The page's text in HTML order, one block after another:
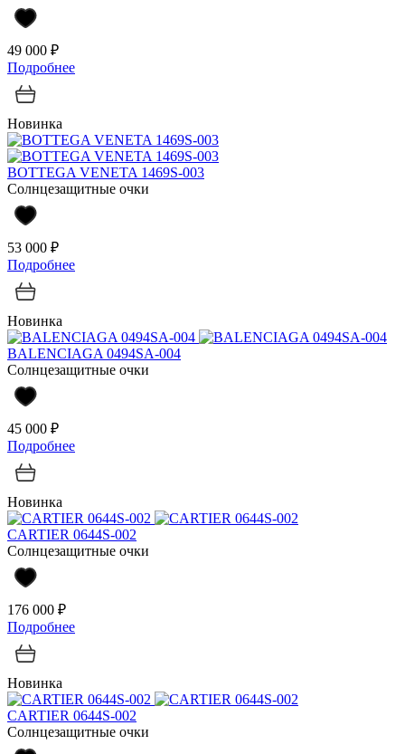
49 000 ₽
Подробнее
Новинка
BOTTEGA VENETA 1469S-003
Солнцезащитные очки
53 000 ₽
Подробнее
Новинка
BALENCIAGA 0494SA-004
Солнцезащитные очки
45 000 ₽
Подробнее
Новинка
CARTIER 0644S-002
Солнцезащитные очки
176 000 ₽
Подробнее
Новинка
CARTIER 0644S-002
Солнцезащитные очки